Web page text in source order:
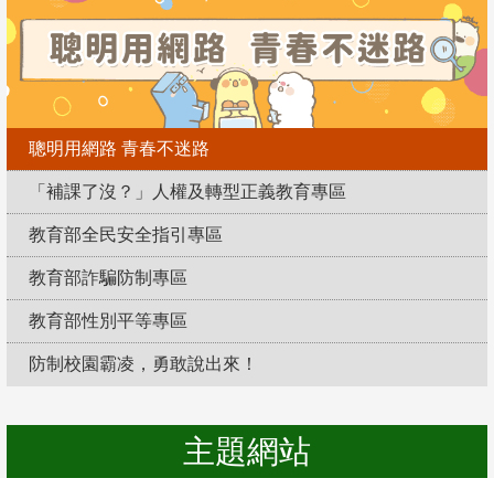
聰明用網路 青春不迷路
「補課了沒？」人權及轉型正義教育專區
教育部全民安全指引專區
教育部詐騙防制專區
教育部性別平等專區
防制校園霸凌，勇敢說出來！
主題網站